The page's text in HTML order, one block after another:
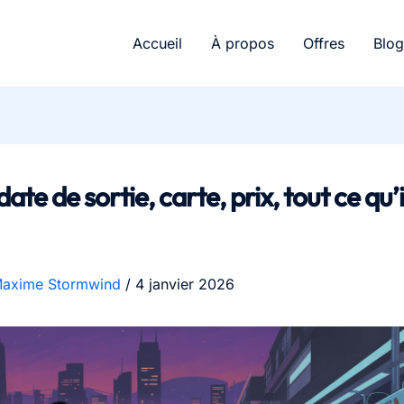
Accueil À propos Offres Blog
de sortie, carte, prix, tout ce
Stormwind / 4 janvier 2026